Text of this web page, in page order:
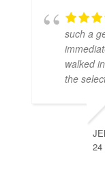
such a
walked
the
24